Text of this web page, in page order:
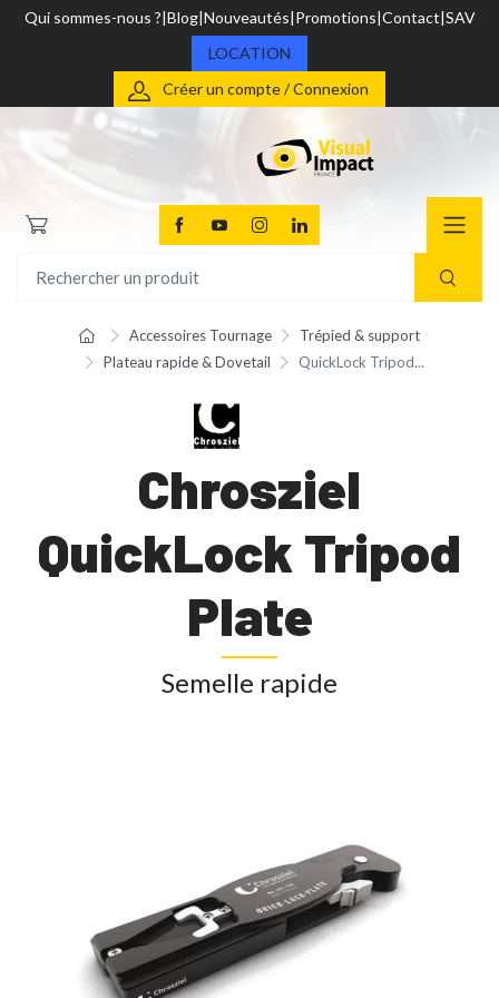
Qui sommes-nous ? Blog Nouveautés Promotions Contact SAV
LOCATION
Créer un compte / Connexion
Accessoires Tournage
Trépied & support
Plateau rapide & Dovetail
QuickLock Tripod...
Chrosziel
QuickLock Tripod
Plate
Semelle rapide